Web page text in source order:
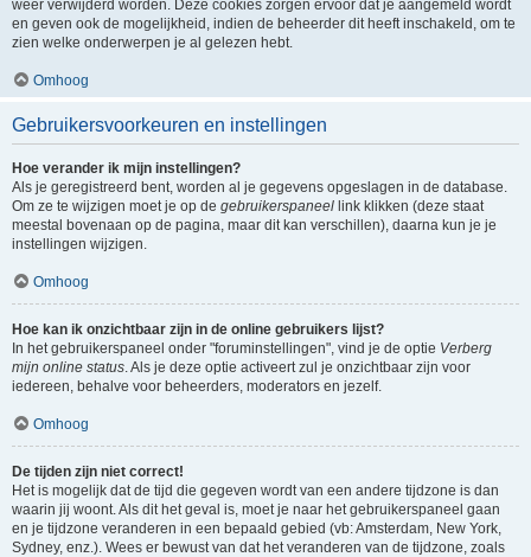
weer verwijderd worden. Deze cookies zorgen ervoor dat je aangemeld wordt
en geven ook de mogelijkheid, indien de beheerder dit heeft inschakeld, om te
zien welke onderwerpen je al gelezen hebt.
Omhoog
Gebruikersvoorkeuren en instellingen
Hoe verander ik mijn instellingen?
Als je geregistreerd bent, worden al je gegevens opgeslagen in de database.
Om ze te wijzigen moet je op de gebruikerspaneel link klikken (deze staat
meestal bovenaan op de pagina, maar dit kan verschillen), daarna kun je je
instellingen wijzigen.
Omhoog
Hoe kan ik onzichtbaar zijn in de online gebruikers lijst?
In het gebruikerspaneel onder "foruminstellingen", vind je de optie Verberg
mijn online status. Als je deze optie activeert zul je onzichtbaar zijn voor
iedereen, behalve voor beheerders, moderators en jezelf.
Omhoog
De tijden zijn niet correct!
Het is mogelijk dat de tijd die gegeven wordt van een andere tijdzone is dan
waarin jij woont. Als dit het geval is, moet je naar het gebruikerspaneel gaan
en je tijdzone veranderen in een bepaald gebied (vb: Amsterdam, New York,
Sydney, enz.). Wees er bewust van dat het veranderen van de tijdzone, zoals